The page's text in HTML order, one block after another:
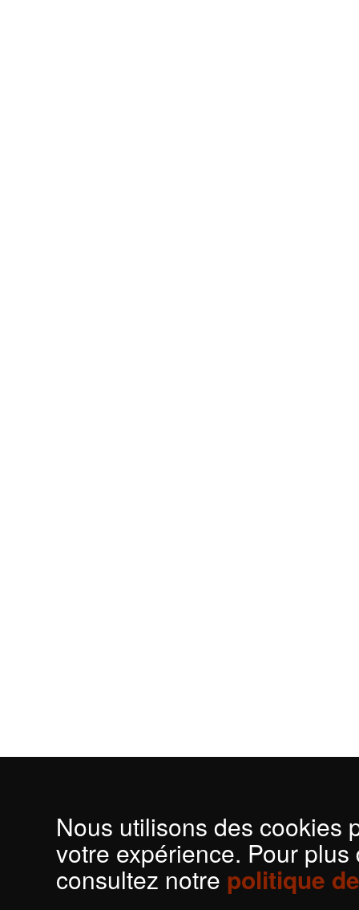
Nous utilisons des cookies
votre expérience. Pour
consultez notre politique